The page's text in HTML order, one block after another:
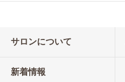
サロンについて
新着情報